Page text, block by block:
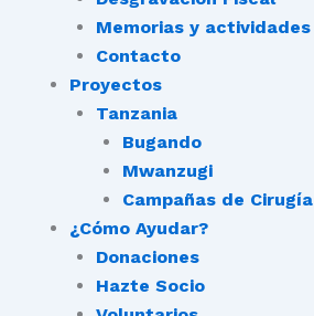
Memorias y actividades
Contacto
Proyectos
Tanzania
Bugando
Mwanzugi
Campañas de Cirugía
¿Cómo Ayudar?
Donaciones
Hazte Socio